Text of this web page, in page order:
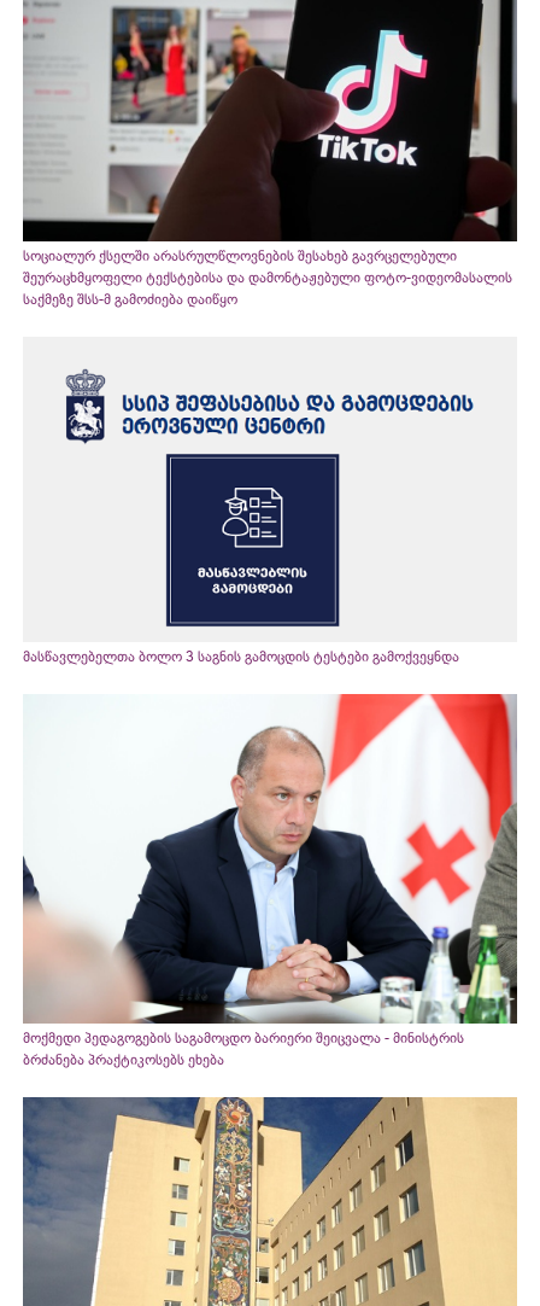
სოციალურ ქსელში არასრულწლოვნების შესახებ გავრცელებული
შეურაცხმყოფელი ტექსტებისა და დამონტაჟებული ფოტო-ვიდეომასალის
საქმეზე შსს-მ გამოძიება დაიწყო
მასწავლებელთა ბოლო 3 საგნის გამოცდის ტესტები გამოქვეყნდა
მოქმედი პედაგოგების საგამოცდო ბარიერი შეიცვალა - მინისტრის
ბრძანება პრაქტიკოსებს ეხება